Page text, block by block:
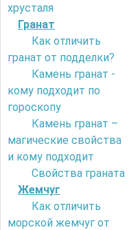
хрусталя
Гранат
Как отличить
гранат от подделки?
Камень гранат -
кому подходит по
гороскопу
Камень гранат –
магические свойства
и кому подходит
Свойства граната
Жемчуг
Как отличить
морской жемчуг от